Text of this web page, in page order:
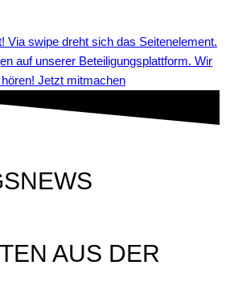
auf unserer Beteiligungsplattform. Wir
Jetzt mitmachen
AUS DER